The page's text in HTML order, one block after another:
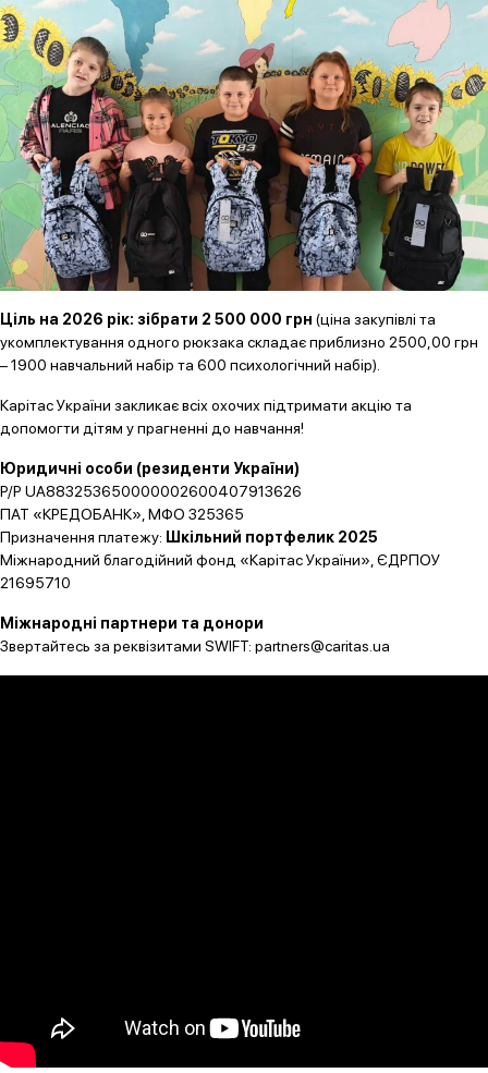
Ціль на 2026 рік: зібрати 2 500 000 грн (ціна закупівлі та
укомплектування одного рюкзака складає приблизно 2500,00 грн
– 1900 навчальний набір та 600 психологічний набір).
Карітас України закликає всіх охочих підтримати акцію та
допомогти дітям у прагненні до навчання!
Юридичні особи (резиденти України)
Р/Р UA883253650000002600407913626
ПАТ «КРЕДОБАНК», МФО 325365
Призначення платежу: Шкільний портфелик 2025
Міжнародний благодійний фонд «Карітас України», ЄДРПОУ
21695710
Міжнародні партнери та донори
Звертайтесь за реквізитами SWIFT: partners@caritas.ua